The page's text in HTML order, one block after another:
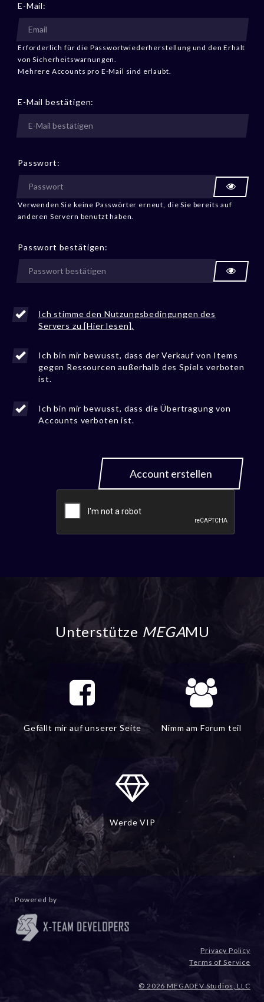
E-Mail:
Erforderlich für die Passwortwiederherstellung und den Erhalt
von Sicherheitswarnungen.
Mehrere Accounts pro E-Mail sind erlaubt.
E-Mail bestätigen:
Passwort:
Verwenden Sie keine Passwörter erneut, die Sie bereits auf
anderen Servern benutzt haben.
Passwort bestätigen:
Ich stimme den Nutzungsbedingungen des
Servers zu [Hier lesen].
Ich bin mir bewusst, dass der Verkauf von Items
gegen Ressourcen außerhalb des Spiels verboten
ist.
Ich bin mir bewusst, dass die Übertragung von
Accounts verboten ist.
Account erstellen
Unterstütze MEGAMU
Gefällt mir auf unserer Seite Nimm am Forum teil
Werde VIP
Powered by
Privacy Policy
Terms of Service
© 2026 MEGADEV Studios, LLC